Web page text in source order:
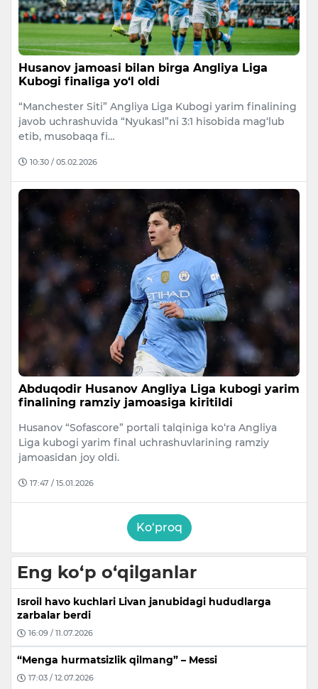
Husanov jamoasi bilan birga Angliya Liga
Kubogi finaliga yo‘l oldi
“Manchester Siti” Angliya Liga Kubogi yarim finalining
javob uchrashuvida “Nyukasl”ni 3:1 hisobida mag‘lub
etib, musobaqa fi…
10:30 / 05.02.2026
Abduqodir Husanov Angliya Liga kubogi yarim
finalining ramziy jamoasiga kiritildi
Husanov “Sofascore” portali talqiniga ko‘ra Angliya
Liga kubogi yarim final uchrashuvlarining ramziy
jamoasidan joy oldi.
17:47 / 15.01.2026
Ko‘proq
Eng ko‘p o‘qilganlar
Isroil havo kuchlari Livan janubidagi hududlarga
zarbalar berdi
16:09 / 11.07.2026
“Menga hurmatsizlik qilmang” – Messi
17:03 / 12.07.2026